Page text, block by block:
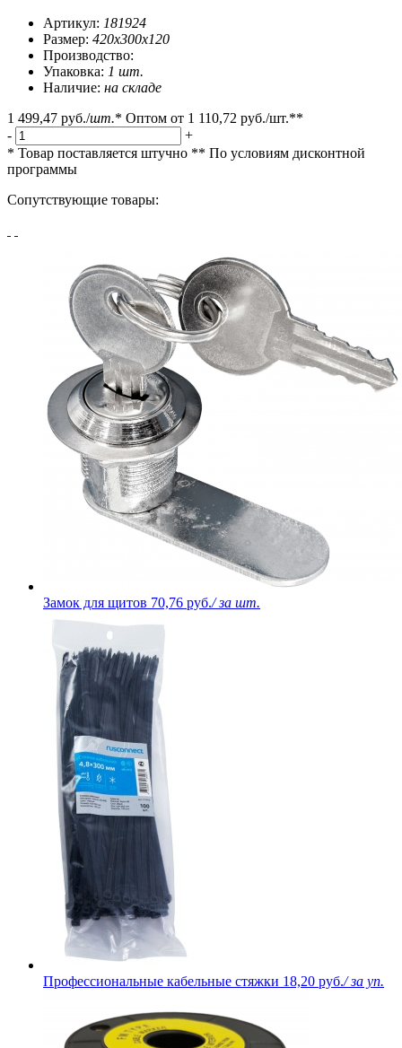
Артикул: 181924
Размер: 420х300х120
Производство:
Упаковка: 1 шт.
Наличие: на складе
1 499,47 руб./шт.* Оптом от 1 110,72 руб./шт.**
-
+
* Товар поставляется штучно ** По условиям дисконтной
программы
Сопутствующие товары:
Замок для щитов 70,76 руб./ за шт.
Профессиональные кабельные стяжки 18,20 руб./ за уп.